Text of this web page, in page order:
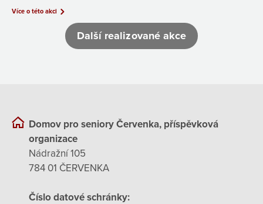
Více o této akci
Další realizované akce
Domov pro seniory Červenka, příspěvková
organizace
Nádražní 105
784 01 ČERVENKA
Číslo datové schránky: